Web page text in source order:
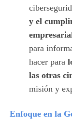
y el
para
hacer para
las otras
misión y
Enfoque en la